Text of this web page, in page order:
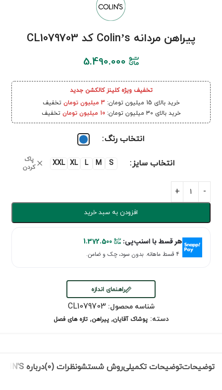
پیراهن مردانه Colin’s کد CL1079703
5.490.000
تخفیف ویژه کلینز کالکشن جدید
خرید بالای 15 میلیون تومان:
3 میلیون تومان
تخفیف
خرید بالای 30 میلیون تومان:
10 میلیون تومان تخفیف
انتخاب رنگ
انتخاب سایز S
M
L
XL
XXL
پاک
کردن
افزودن به سبد خرید
هر قسط با اسنپ‌پی: 1.372.500
۴ قسط ماهانه. بدون سود، چک و ضامن.
راهنمای اندازه
شناسه محصول: CL1079703
دسته: پوشاک آقایان, پیراهن, تازه های فصل
توضیحاتتوضیحات تکمیلیروش شستشونظرات (0) درباره COLIN'S